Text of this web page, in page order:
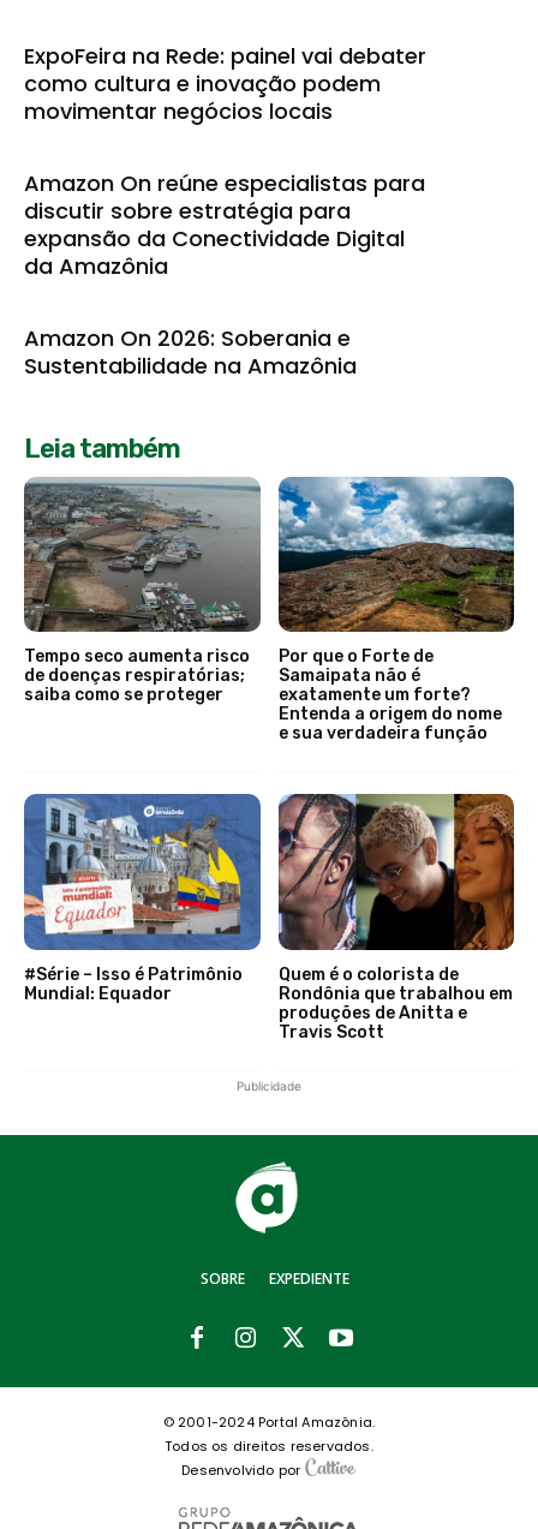
ExpoFeira na Rede: painel vai debater
como cultura e inovação podem
movimentar negócios locais
Amazon On reúne especialistas para
discutir sobre estratégia para
expansão da Conectividade Digital
da Amazônia
Amazon On 2026: Soberania e
Sustentabilidade na Amazônia
Leia também
Tempo seco aumenta risco
de doenças respiratórias;
saiba como se proteger
Por que o Forte de
Samaipata não é
exatamente um forte?
Entenda a origem do nome
e sua verdadeira função
#Série – Isso é Patrimônio
Mundial: Equador
Quem é o colorista de
Rondônia que trabalhou em
produções de Anitta e
Travis Scott
Publicidade
SOBRE EXPEDIENTE
© 2001-2024 Portal Amazônia.
Todos os direitos reservados.
Desenvolvido por